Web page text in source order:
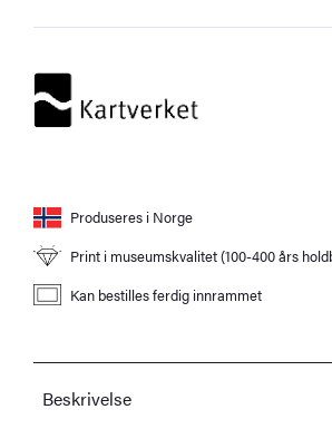
antall
Produseres i Norge
Print i museumskvalitet (100-400 års
Kan bestilles ferdig innrammet
Beskrivelse